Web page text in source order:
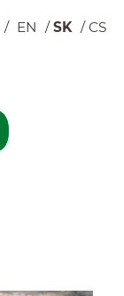
EN SK CS